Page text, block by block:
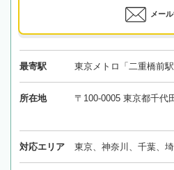
メー
最寄駅 東京メトロ「二重橋前
所在地 〒100-0005 東京都千代
対応エリア 東京、神奈川、千葉、